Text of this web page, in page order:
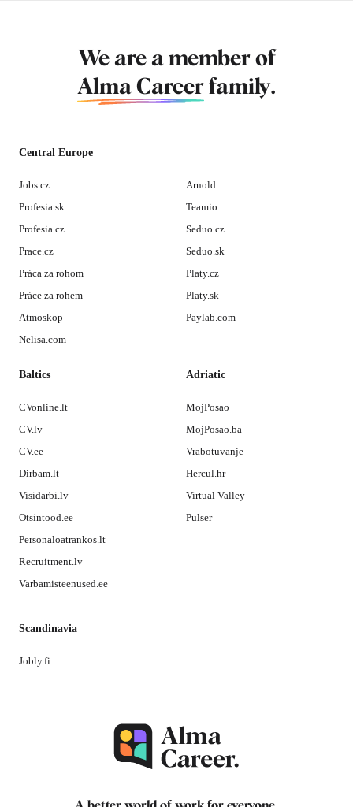
We are a member of
Alma Career family.
Central Europe
Jobs.cz
Profesia.sk
Profesia.cz
Prace.cz
Práca za rohom
Práce za rohem
Atmoskop
Nelisa.com
Arnold
Teamio
Seduo.cz
Seduo.sk
Platy.cz
Platy.sk
Paylab.com
Baltics
CVonline.lt
CV.lv
CV.ee
Dirbam.lt
Visidarbi.lv
Otsintood.ee
Personaloatrankos.lt
Recruitment.lv
Varbamisteenused.ee
Adriatic
MojPosao
MojPosao.ba
Vrabotuvanje
Hercul.hr
Virtual Valley
Pulser
Scandinavia
Jobly.fi